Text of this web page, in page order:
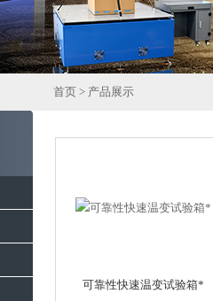
首页 > 产品展示
可靠性快速温变试验箱*